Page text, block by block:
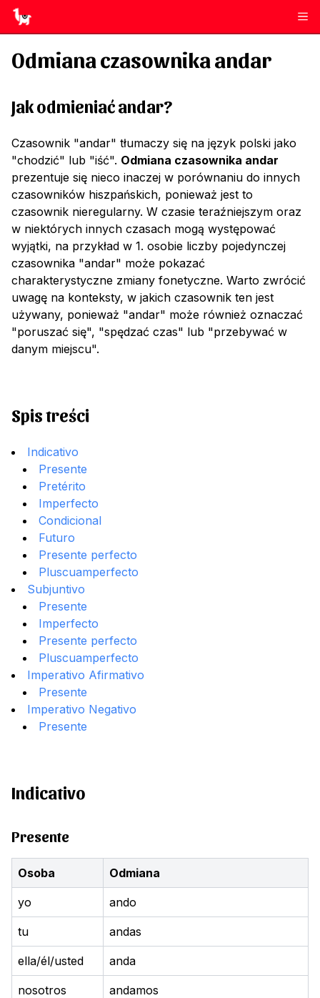
Odmiana czasownikaandar
Jak odmieniaćandar?
Czasownik "andar" tłumaczy się na język polski jako
"chodzić" lub "iść". Odmiana czasownika andar
prezentuje się nieco inaczej w porównaniu do innych
czasowników hiszpańskich, ponieważ jest to
czasownik nieregularny. W czasie teraźniejszym oraz
w niektórych innych czasach mogą występować
wyjątki, na przykład w 1. osobie liczby pojedynczej
czasownika "andar" może pokazać
charakterystyczne zmiany fonetyczne. Warto zwrócić
uwagę na konteksty, w jakich czasownik ten jest
używany, ponieważ "andar" może również oznaczać
"poruszać się", "spędzać czas" lub "przebywać w
danym miejscu".
Spis treści
Indicativo
Presente
Pretérito
Imperfecto
Condicional
Futuro
Presente perfecto
Pluscuamperfecto
Subjuntivo
Presente
Imperfecto
Presente perfecto
Pluscuamperfecto
Imperativo Afirmativo
Presente
Imperativo Negativo
Presente
Indicativo
Presente
Osoba Odmiana
yo ando
tu andas
ella/él/usted anda
nosotros andamos